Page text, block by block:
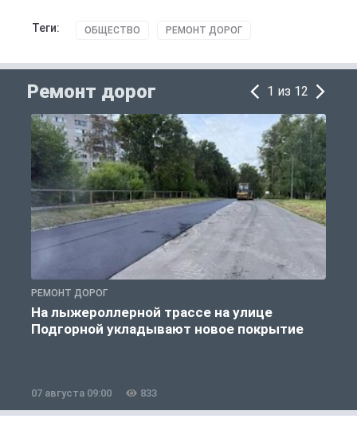
Теги: ОБЩЕСТВО РЕМОНТ ДОРОГ
Ремонт дорог 1 из 12
РЕМОНТ ДОРОГ
На лыжероллерной трассе на улице
Подгорной укладывают новое покрытие
07 августа 09:00 833